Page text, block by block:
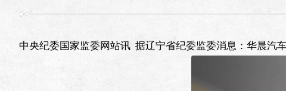
中央纪委国家监委网站讯 据辽宁省纪委监委消息：华晨汽